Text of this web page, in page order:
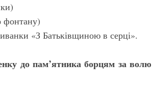
фонтану)
«З Батьківщиною в серці».
до пам’ятника борцям за волю